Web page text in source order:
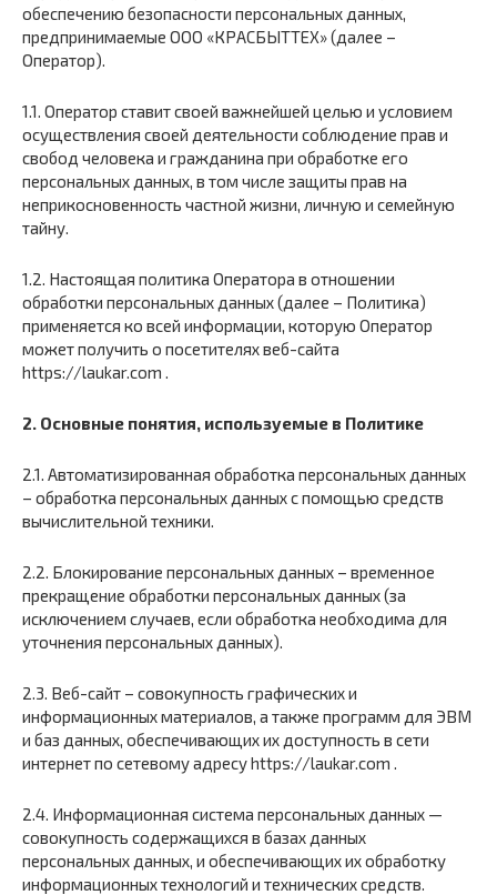
обеспечению безопасности персональных данных,
предпринимаемые ООО «КРАСБЫТТЕХ» (далее –
Оператор).
1.1. Оператор ставит своей важнейшей целью и условием
осуществления своей деятельности соблюдение прав и
свобод человека и гражданина при обработке его
персональных данных, в том числе защиты прав на
неприкосновенность частной жизни, личную и семейную
тайну.
1.2. Настоящая политика Оператора в отношении
обработки персональных данных (далее – Политика)
применяется ко всей информации, которую Оператор
может получить о посетителях веб-сайта
https://laukar.com .
2. Основные понятия, используемые в Политике
2.1. Автоматизированная обработка персональных данных
– обработка персональных данных с помощью средств
вычислительной техники.
2.2. Блокирование персональных данных – временное
прекращение обработки персональных данных (за
исключением случаев, если обработка необходима для
уточнения персональных данных).
2.3. Веб-сайт – совокупность графических и
информационных материалов, а также программ для ЭВМ
и баз данных, обеспечивающих их доступность в сети
интернет по сетевому адресу https://laukar.com .
2.4. Информационная система персональных данных —
совокупность содержащихся в базах данных
персональных данных, и обеспечивающих их обработку
информационных технологий и технических средств.